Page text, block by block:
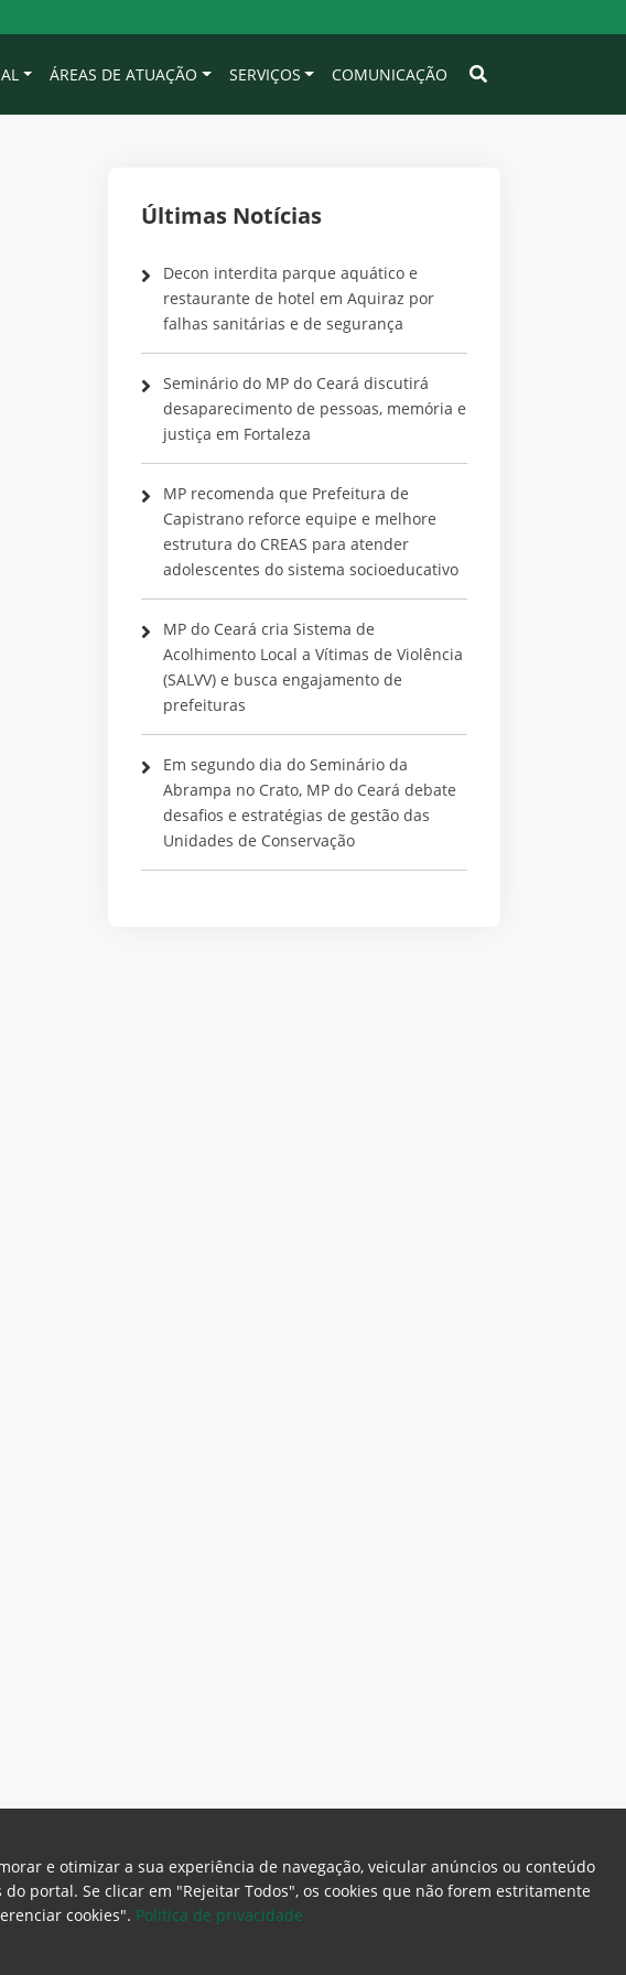
ÁREAS DE ATUAÇÃO SERVIÇOS COMUNICAÇÃO
Últimas Notícias
Decon interdita parque aquático e
restaurante de hotel em Aquiraz por
falhas sanitárias e de segurança
Seminário do MP do Ceará discutirá
desaparecimento de pessoas, memória e
justiça em Fortaleza
MP recomenda que Prefeitura de
Capistrano reforce equipe e melhore
estrutura do CREAS para atender
adolescentes do sistema socioeducativo
MP do Ceará cria Sistema de
Acolhimento Local a Vítimas de Violência
(SALVV) e busca engajamento de
prefeituras
Em segundo dia do Seminário da
Abrampa no Crato, MP do Ceará debate
desafios e estratégias de gestão das
Unidades de Conservação
e otimizar a sua experiência de navegação, veicular anúncios ou conteúdo
portal. Se clicar em "Rejeitar Todos", os cookies que não forem estritamente
cookies". Politica de privacidade